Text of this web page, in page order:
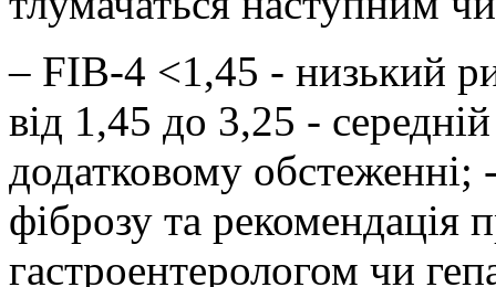
– FIB-4 <1,45 - низький
від 1,45 до 3,25 -
додатковому
фіброзу та рекомендація
гастроентерологом чи